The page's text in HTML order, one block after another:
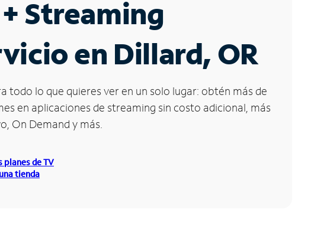
Streaming
en Dillard, OR
todo lo que quieres ver en un solo lugar: obtén más de
en aplicaciones de streaming sin costo adicional, más
On Demand y más.
planes de TV
tienda